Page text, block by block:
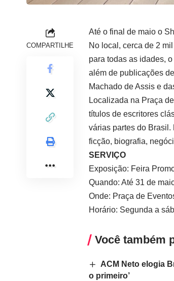
COMPARTILHE
Até o final de maio o
No local, cerca de 2
para todas as idades,
além de publicações
Machado de Assis e
Localizada na Praça
títulos de escritores
várias partes do
ficção, biografia,
SERVIÇO
Exposição: Feira
Quando: Até 31 de
Onde: Praça de
Horário: Segunda a
Você também
ACM Neto elogia
o primeiro’